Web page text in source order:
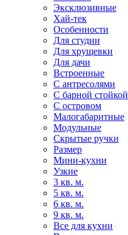
Эксклюзивные
Хай-тек
Особенности
Для студии
Для хрущевки
Для дачи
Встроенные
С антресолями
С барной стойкой
С островом
Малогабаритные
Модульные
Скрытые ручки
Размер
Мини-кухни
Узкие
3 кв. м.
5 кв. м.
6 кв. м.
9 кв. м.
Все для кухни